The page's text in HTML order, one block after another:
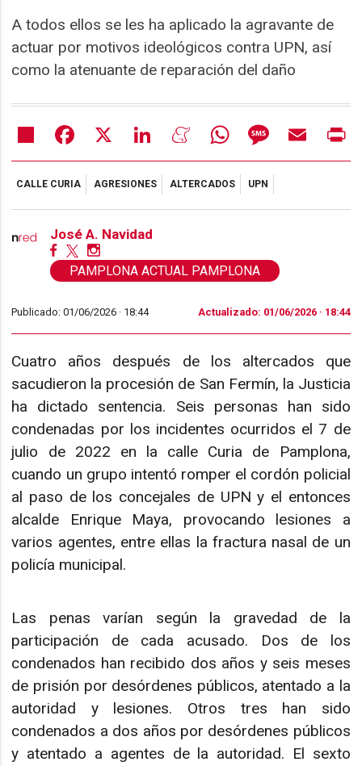
A todos ellos se les ha aplicado la agravante de
actuar por motivos ideológicos contra UPN, así
como la atenuante de reparación del daño
Share Facebook LinkedIn MeneameWhatsAppMessageEmail
CALLE CURIA AGRESIONES ALTERCADOS UPN
José A. Navidad
PAMPLONA ACTUAL PAMPLONA
Publicado: 01/06/2026 · 18:44 Actualizado: 01/06/2026 · 18:44
Cuatro años después de los altercados que
sacudieron la procesión de San Fermín, la Justicia
ha dictado sentencia. Seis personas han sido
condenadas por los incidentes ocurridos el 7 de
julio de 2022 en la calle Curia de Pamplona,
cuando un grupo intentó romper el cordón policial
al paso de los concejales de UPN y el entonces
alcalde Enrique Maya, provocando lesiones a
varios agentes, entre ellas la fractura nasal de un
policía municipal.
Las penas varían según la gravedad de la
participación de cada acusado. Dos de los
condenados han recibido dos años y seis meses
de prisión por desórdenes públicos, atentado a la
autoridad y lesiones. Otros tres han sido
condenados a dos años por desórdenes públicos
y atentado a agentes de la autoridad. El sexto